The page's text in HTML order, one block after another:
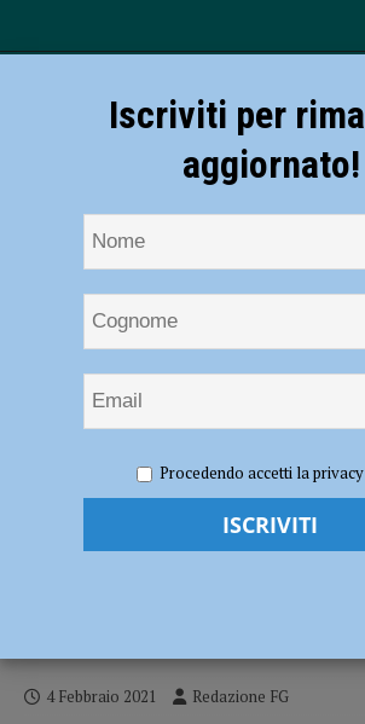
interventi di adeguamento per sei strutture della
attenzione per studenti e personale”
Scuole sicure, interventi di
4 Febbraio 2021 Redazione FG
Iscriviti per
aggiornato!
Procedendo accetti la